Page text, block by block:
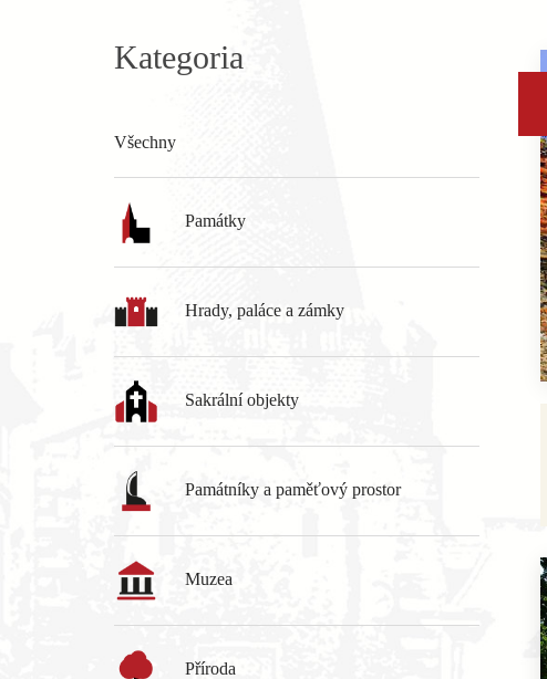
Kategoria
Všechny
Památky
Hrady, paláce a zámky
Sakrální objekty
Památníky a paměťový prostor
Muzea
Příroda